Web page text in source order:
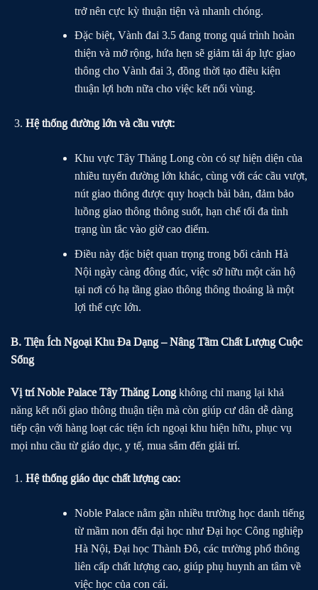
trở nên cực kỳ thuận tiện và nhanh chóng.
Đặc biệt, Vành đai 3.5 đang trong quá trình hoàn
thiện và mở rộng, hứa hẹn sẽ giảm tải áp lực giao
thông cho Vành đai 3, đồng thời tạo điều kiện
thuận lợi hơn nữa cho việc kết nối vùng.
Hệ thống đường lớn và cầu vượt:
Khu vực Tây Thăng Long còn có sự hiện diện của
nhiều tuyến đường lớn khác, cùng với các cầu vượt,
nút giao thông được quy hoạch bài bản, đảm bảo
luồng giao thông thông suốt, hạn chế tối đa tình
trạng ùn tắc vào giờ cao điểm.
Điều này đặc biệt quan trọng trong bối cảnh Hà
Nội ngày càng đông đúc, việc sở hữu một căn hộ
tại nơi có hạ tầng giao thông thông thoáng là một
lợi thế cực lớn.
B. Tiện Ích Ngoại Khu Đa Dạng – Nâng Tầm Chất Lượng Cuộc
Sống
Vị trí Noble Palace Tây Thăng Long không chỉ mang lại khả
năng kết nối giao thông thuận tiện mà còn giúp cư dân dễ dàng
tiếp cận với hàng loạt các tiện ích ngoại khu hiện hữu, phục vụ
mọi nhu cầu từ giáo dục, y tế, mua sắm đến giải trí.
Hệ thống giáo dục chất lượng cao:
Noble Palace nằm gần nhiều trường học danh tiếng
từ mầm non đến đại học như Đại học Công nghiệp
Hà Nội, Đại học Thành Đô, các trường phổ thông
liên cấp chất lượng cao, giúp phụ huynh an tâm về
việc học của con cái.